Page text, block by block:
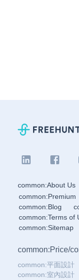
common:About Us
common:Premium
common:Blog
common:Terms of
common:Sitemap
common:Price/
common:平面設計
common:室內設計